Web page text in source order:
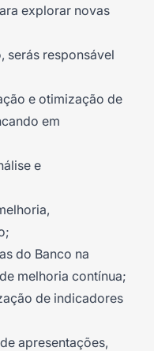
explorar novas
serás responsável
e otimização de
em
e
do Banco na
melhoria contínua;
de indicadores
apresentações,